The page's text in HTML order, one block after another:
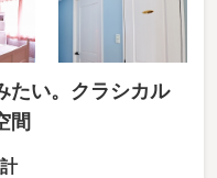
たい。クラシカル
間